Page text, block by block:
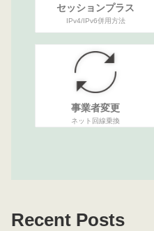
セッションプラス
IPv4/IPv6併用方法
事業者変更
ネット回線乗換
Recent Posts